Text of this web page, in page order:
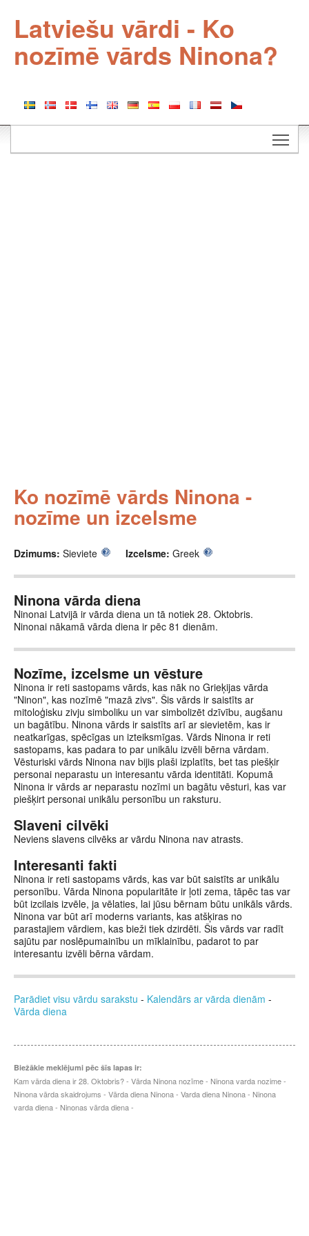
Latviešu vārdi - Ko
nozīmē vārds Ninona?
Ko nozīmē vārds Ninona -
nozīme un izcelsme
Dzimums: Sieviete Izcelsme: Greek
Ninona vārda diena
Ninonai Latvijā ir vārda diena un tā notiek 28. Oktobris.
Ninonai nākamā vārda diena ir pēc 81 dienām.
Nozīme, izcelsme un vēsture
Ninona ir reti sastopams vārds, kas nāk no Grieķijas vārda
"Ninon", kas nozīmē "mazā zivs". Šis vārds ir saistīts ar
mitoloģisku zivju simboliku un var simbolizēt dzīvību, augšanu
un bagātību. Ninona vārds ir saistīts arī ar sievietēm, kas ir
neatkarīgas, spēcīgas un izteiksmīgas. Vārds Ninona ir reti
sastopams, kas padara to par unikālu izvēli bērna vārdam.
Vēsturiski vārds Ninona nav bijis plaši izplatīts, bet tas piešķir
personai neparastu un interesantu vārda identitāti. Kopumā
Ninona ir vārds ar neparastu nozīmi un bagātu vēsturi, kas var
piešķirt personai unikālu personību un raksturu.
Slaveni cilvēki
Neviens slavens cilvēks ar vārdu Ninona nav atrasts.
Interesanti fakti
Ninona ir reti sastopams vārds, kas var būt saistīts ar unikālu
personību. Vārda Ninona popularitāte ir ļoti zema, tāpēc tas var
būt izcilais izvēle, ja vēlaties, lai jūsu bērnam būtu unikāls vārds.
Ninona var būt arī moderns variants, kas atšķiras no
parastajiem vārdiem, kas bieži tiek dzirdēti. Šis vārds var radīt
sajūtu par noslēpumainību un mīklainību, padarot to par
interesantu izvēli bērna vārdam.
Parādiet visu vārdu sarakstu - Kalendārs ar vārda dienām -
Vārda diena
Biežākie meklējumi pēc šīs lapas ir:
Kam vārda diena ir 28. Oktobris? - Vārda Ninona nozīme - Ninona varda nozime -
Ninona vārda skaidrojums - Vārda diena Ninona - Varda diena Ninona - Ninona
varda diena - Ninonas vārda diena -